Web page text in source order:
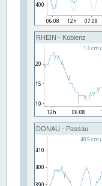
RHEIN - Koblenz
DONAU - Passau